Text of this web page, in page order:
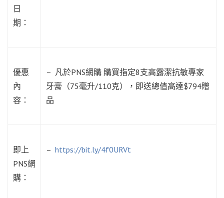
日
期：
優惠
內
容：
– 凡於PNS網購 購買指定8支高露潔抗敏專家
牙膏（75毫升/110克），即送總值高達$794贈
品
即上
PNS網
購：
– https://bit.ly/4f0URVt